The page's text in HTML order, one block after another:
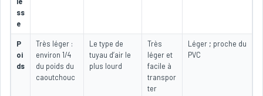
ss
e
P
oi
ds
Très léger :
environ 1/4
du poids du
caoutchouc
Le type de
tuyau d’air le
plus lourd
Très
léger et
facile à
transpor
ter
Léger ; proche du
PVC